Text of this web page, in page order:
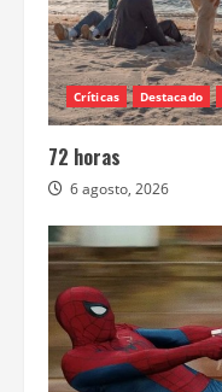
Críticas Destacado
72 horas
6 agosto, 2026